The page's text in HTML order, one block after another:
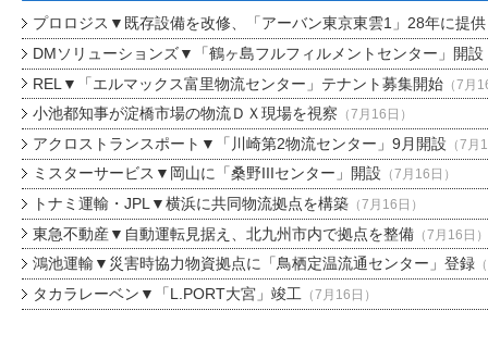
プロロジス▼既存設備を改修、「アーバン東京東雲1」28年に提供
DMソリューションズ▼「鶴ヶ島フルフィルメントセンター」開設
REL▼「エルマックス富里物流センター」テナント募集開始（7月
小池都知事が淀橋市場の物流ＤＸ現場を視察 （7月16日）
アクロストランスポート▼「川崎第2物流センター」9月開設 （7月
ミスターサービス▼岡山に「桑野IIIセンター」開設 （7月16日）
トナミ運輸・JPL▼横浜に共同物流拠点を構築（7月16日）
東急不動産▼自動運転見据え、北九州市内で拠点を整備（7月16日）
鴻池運輸▼災害時協力物資拠点に「鳥栖定温流通センター」登録
タカラレーベン▼「L.PORT大宮」竣工 （7月16日）